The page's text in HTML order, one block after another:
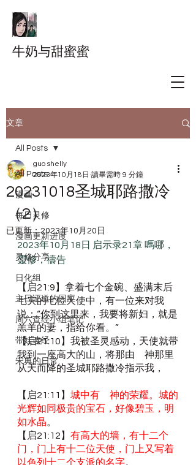
牛奶与甜蜜蜜
文章
All Posts
漫画
每日灵修
漫画更新进度
灵修分享
日化组
主日证道的回应
周六查经小组笔记
带娃读经
宋典的日常
All Posts
20231018圣城耶路撒冷
（2）
guo shelly
2023年10月18日 讀畢需時 9 分鐘
已更新：2023年10月20日
2023年10月18日 启示录21章 嗎哪，
靈修，禱告
【启21:9】拿着七个金碗、盛满末后
七灾的七位天使中，有一位来对我
说：“你到这里来，我要将新妇，就是
羔羊的妻，指给你看。”
【启21:10】我被圣灵感动，天使就带
我到一座高大的山，将那由　神那里
从天而降的圣城耶路撒冷指示我，
【启21:11】 城中有　神的荣耀。城的
光辉如同极贵的宝石，好像碧玉，明
如水晶。
【启21:12】 有高大的墙，有十二个
门，门上有十二位天使，门上又写着
以色列十二个支派的名字。